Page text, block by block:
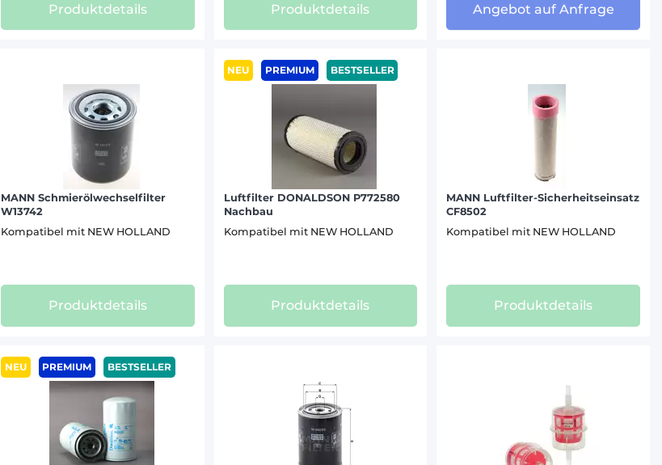
T 6.180 Autocommand (2)
T 6.180 (1)
T 7.170 AUTOCOMMAND (12)
T 7.170 POWER COMMAND (12)
T 7.170 RANGE COMMAND (2)
T 7.170 (1)
T 7.185 AUTOCOMMAND (12)
T 7.185 POWER COMMAND (12)
T 7.200 AUTOCOMMAND (12)
T 7.200 POWER COMMAND (2)
T 7.200 RANGE COMMAND (2)
T 7.205 (2)
T 7.210 AUTOCOMMAND (12)
T 7.210 RANGE COMMAND (2)
T 7.210 (3)
Produktdetails Produktdetails Angebot auf Anfrage
MANN Schmierölwechselfilter
W13742
Kompatibel mit NEW HOLLAND
Produktdetails
NEU PREMIUM BESTSELLER
Luftfilter DONALDSON P772580
Nachbau
Kompatibel mit NEW HOLLAND
Produktdetails
MANN Luftfilter-Sicherheitseinsatz
CF8502
Kompatibel mit NEW HOLLAND
Produktdetails
NEU PREMIUM BESTSELLER